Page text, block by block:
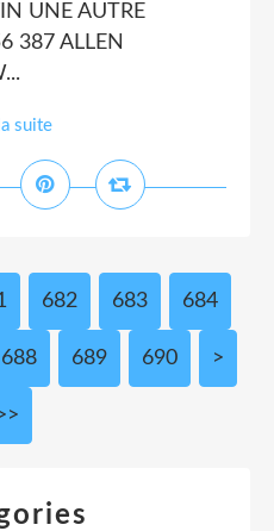
UNE AUTRE
387 ALLEN
suite
682 683 684
688 689 690 700
>